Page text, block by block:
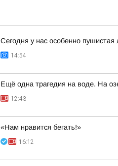
Сегодня у нас особенно пушистая
14:54
Ещё одна трагедия на воде. На
12:43
«Нам нравится бегать!»
16:12